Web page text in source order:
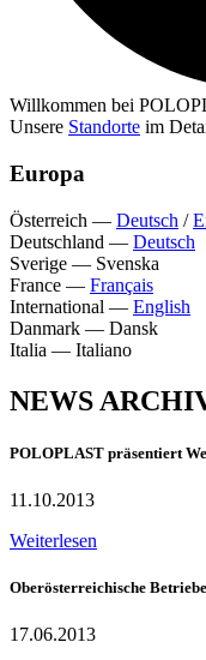
Willkommen bei
Unsere Standorte im
Europa
Österreich — Deutsch /
Deutschland — Deutsch
Sverige — Svenska
France — Français
International — English
Danmark — Dansk
Italia — Italiano
NEWS
POLOPLAST präsentiert
11.10.2013
Weiterlesen
Oberösterreichische
17.06.2013